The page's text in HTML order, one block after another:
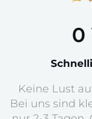
0
Keine Lust
Bei uns sind